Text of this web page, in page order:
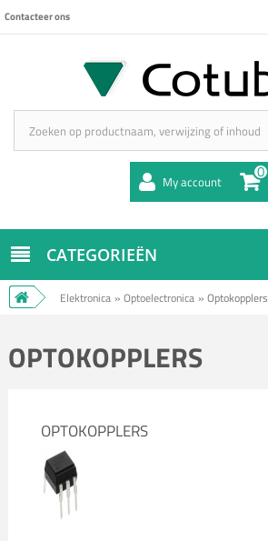
Contacteer ons
My account 0
CATEGORIEËN
Elektronica » Optoelectronica » Optokopplers
OPTOKOPPLERS
OPTOKOPPLERS